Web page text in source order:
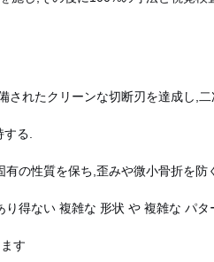
されたクリーンな切断刃を達成し,二
る.
の性質を保ち,歪みや微小骨折を防
得ない 複雑な 形状 や 複雑な パ
す